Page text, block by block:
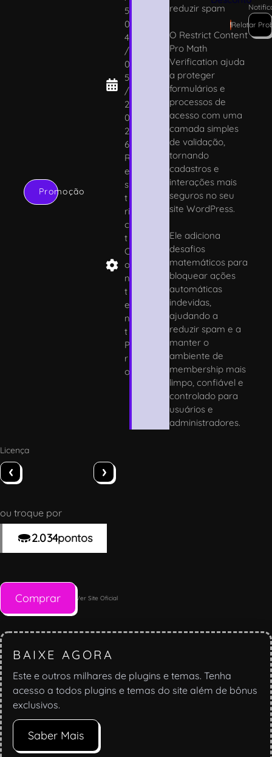
Promoção
5
0
4
/
0
5
/
2
0
2
6
R
e
s
t
ri
c
t
C
o
n
t
e
n
t
P
r
o
reduzir spam
O Restrict Content
Pro Math
Verification ajuda
a proteger
formulários e
processos de
acesso com uma
camada simples
de validação,
tornando
cadastros e
interações mais
seguros no seu
site WordPress.
Ele adiciona
desafios
matemáticos para
bloquear ações
automáticas
indevidas,
ajudando a
reduzir spam e a
manter o
ambiente de
membership mais
limpo, confiável e
controlado para
usuários e
administradores.
!Relatar
Licença
‹ ›
ou troque por
2.034pontos
Comprar Ver Site Oficial
BAIXE AGORA
Este e outros milhares de plugins e temas. Tenha
acesso a todos plugins e temas do site além de bônus
exclusivos.
Saber Mais